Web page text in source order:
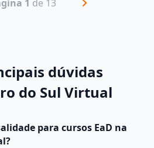
1 de 13
dúvidas
do Sul Virtual
para cursos EaD na